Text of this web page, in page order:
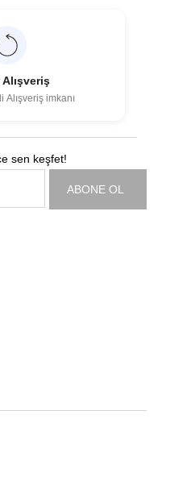
Alışveriş imkanı
sen keşfet!
ABONE OL